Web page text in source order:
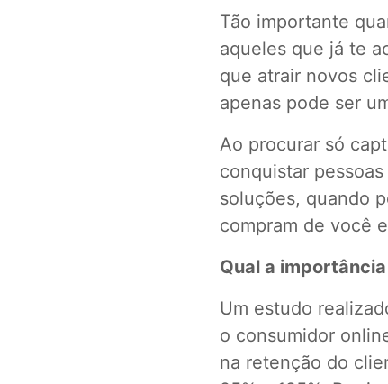
Tão importante
aqueles que já te
que atrair novos
apenas pode ser
Ao procurar só
conquistar
soluções, quando
compram de você
Qual a
Um estudo
o consumidor
na retenção do